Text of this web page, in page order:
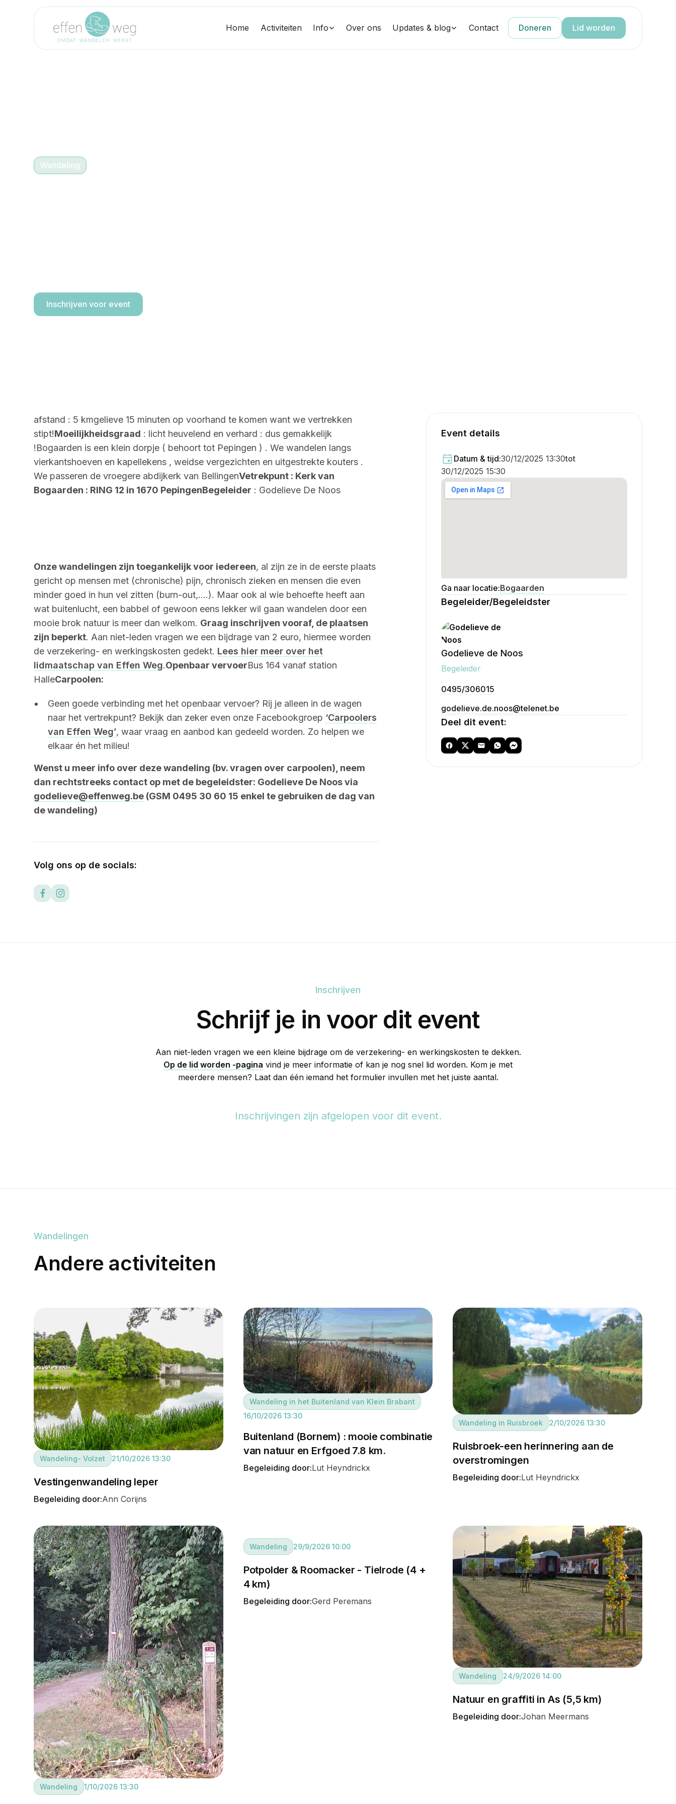
Home Activiteiten Info Over ons Updates & blog Contact Doneren Lid worden
Wandeling 30/12/2025 13:30
Inschrijven voor event
afstand : 5 kmgelieve 15 minuten op voorhand te komen want we vertrekken
stipt!Moeilijkheidsgraad : licht heuvelend en verhard : dus gemakkelijk
!Bogaarden is een klein dorpje ( behoort tot Pepingen ) . We wandelen langs
vierkantshoeven en kapellekens , weidse vergezichten en uitgestrekte kouters .
We passeren de vroegere abdijkerk van BellingenVetrekpunt : Kerk van
Bogaarden : RING 12 in 1670 PepingenBegeleider : Godelieve De Noos
Onze wandelingen zijn toegankelijk voor iedereen, al zijn ze in de eerste plaats
gericht op mensen met (chronische) pijn, chronisch zieken en mensen die even
minder goed in hun vel zitten (burn-out,….). Maar ook al wie behoefte heeft aan
wat buitenlucht, een babbel of gewoon eens lekker wil gaan wandelen door een
mooie brok natuur is meer dan welkom. Graag inschrijven vooraf, de plaatsen
zijn beperkt. Aan niet-leden vragen we een bijdrage van 2 euro, hiermee worden
de verzekering- en werkingskosten gedekt. Lees hier meer over het
lidmaatschap van Effen Weg.Openbaar vervoerBus 164 vanaf station
HalleCarpoolen:
Geen goede verbinding met het openbaar vervoer? Rij je alleen in de wagen
naar het vertrekpunt? Bekijk dan zeker even onze Facebookgroep ‘Carpoolers
van Effen Weg’, waar vraag en aanbod kan gedeeld worden. Zo helpen we
elkaar én het milieu!
Wenst u meer info over deze wandeling (bv. vragen over carpoolen), neem
dan rechtstreeks contact op met de begeleidster: Godelieve De Noos via
godelieve@effenweg.be (GSM 0495 30 60 15 enkel te gebruiken de dag van
de wandeling)
Volg ons op de socials:
Event details
Datum & tijd:30/12/2025 13:30tot
30/12/2025 15:30
Ga naar locatie:Bogaarden
Begeleider/Begeleidster
Bekijken
Godelieve de Noos
Begeleider
0495/306015
godelieve.de.noos@telenet.be
Deel dit event:
Inschrijven
Schrijf je in voor dit event
Aan niet-leden vragen we een kleine bijdrage om de verzekering- en werkingskosten te dekken.
Op de lid worden -pagina vind je meer informatie of kan je nog snel lid worden. Kom je met
meerdere mensen? Laat dan één iemand het formulier invullen met het juiste aantal.
Inschrijvingen zijn afgelopen voor dit event.
Wandelingen
Andere activiteiten
Wandeling- Volzet 21/10/2026 13:30
Vestingenwandeling Ieper
Begeleiding door:Ann Corijns
Wandeling in het Buitenland van Klein Brabant
16/10/2026 13:30
Buitenland (Bornem) : mooie combinatie
van natuur en Erfgoed 7.8 km.
Begeleiding door:Lut Heyndrickx
Wandeling in Ruisbroek 2/10/2026 13:30
Ruisbroek-een herinnering aan de
overstromingen
Begeleiding door:Lut Heyndrickx
Wandeling 1/10/2026 13:30
Wandeling 29/9/2026 10:00
Potpolder & Roomacker - Tielrode (4 +
4 km)
Begeleiding door:Gerd Peremans
Wandeling 24/9/2026 14:00
Natuur en graffiti in As (5,5 km)
Begeleiding door:Johan Meermans